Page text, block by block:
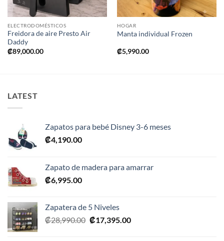
ELECTRODOMÉSTICOS
Freidora de aire Presto Air
Daddy
₡89,000.00
HOGAR
Manta individual Frozen
₡5,990.00
LATEST
Zapatos para bebé Disney 3-6 meses
₡4,190.00
Zapato de madera para amarrar
₡6,995.00
Zapatera de 5 Niveles
₡28,990.00 El
₡17,395.00El